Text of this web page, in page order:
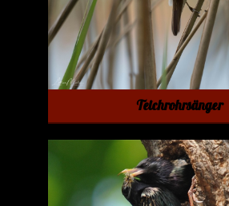
Teichrohrsänger